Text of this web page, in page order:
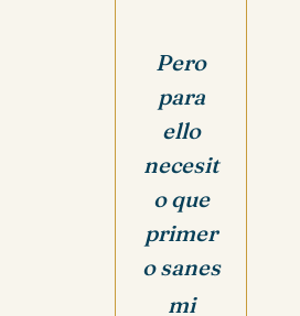
Pero
para
ello
necesit
o que
primer
o sanes
mi